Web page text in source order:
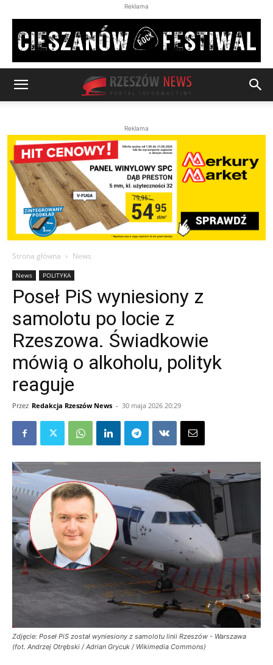
Reklama
Reklama
Strona główna News
News POLITYKA
Poseł PiS wyniesiony z
samolotu po locie z
Rzeszowa. Świadkowie
mówią o alkoholu, polityk
reaguje
Przez Redakcja Rzeszów News - 30 maja 2026 20:29
Zdjęcie: Poseł PiS został wyniesiony z samolotu linii Rzeszów - Warszawa
(fot. Andrzej Otrębski / Adrian Grycuk / Wikimedia Commons)